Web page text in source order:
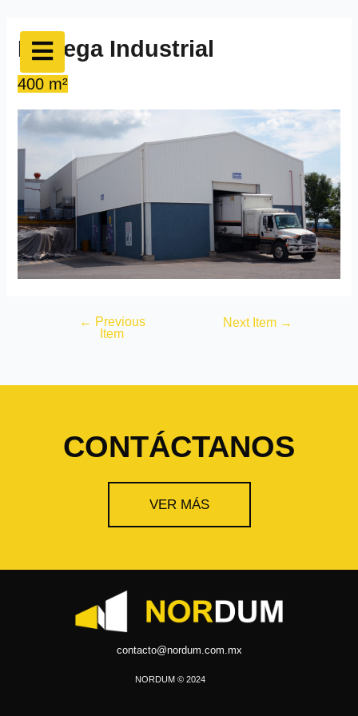
Bodega Industrial
400 m²
← Previous
Item
Next Item →
CONTÁCTANOS
VER MÁS
NORDUM © 2024
contacto@nordum.com.mx